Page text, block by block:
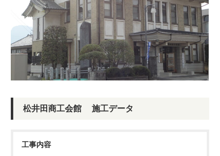
松井田商工会館 施工データ
工事内容